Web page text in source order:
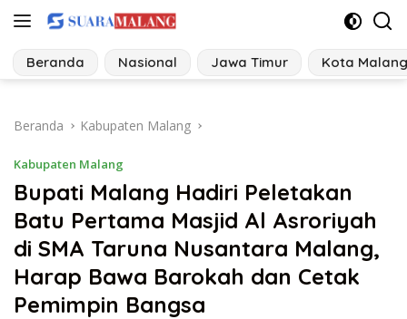
Langsung
konten
Beranda Nasional Jawa Timur Kota Malang
Beranda Kabupaten Malang
Kabupaten Malang
Bupati Malang Hadiri Peletakan
Batu Pertama Masjid Al Asroriyah
di SMA Taruna Nusantara Malang,
Harap Bawa Barokah dan Cetak
Pemimpin Bangsa